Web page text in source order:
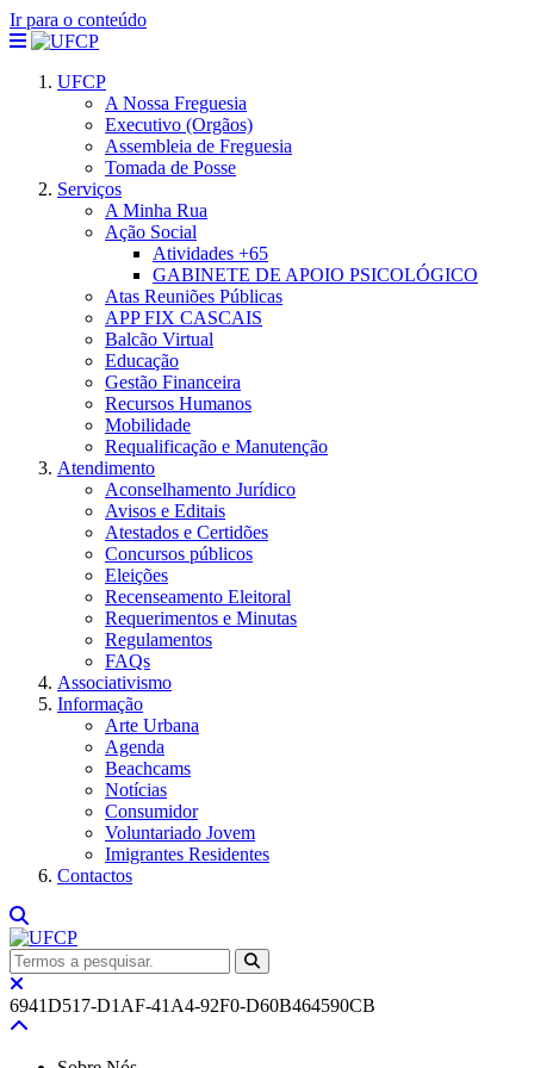
Ir para o conteúdo
UFCP
A Nossa Freguesia
Executivo (Orgãos)
Assembleia de Freguesia
Tomada de Posse
Serviços
A Minha Rua
Ação Social
Atividades +65
GABINETE DE APOIO PSICOLÓGICO
Atas Reuniões Públicas
APP FIX CASCAIS
Balcão Virtual
Educação
Gestão Financeira
Recursos Humanos
Mobilidade
Requalificação e Manutenção
Atendimento
Aconselhamento Jurídico
Avisos e Editais
Atestados e Certidões
Concursos públicos
Eleições
Recenseamento Eleitoral
Requerimentos e Minutas
Regulamentos
FAQs
Associativismo
Informação
Arte Urbana
Agenda
Beachcams
Notícias
Consumidor
Voluntariado Jovem
Imigrantes Residentes
Contactos
6941D517-D1AF-41A4-92F0-D60B464590CB